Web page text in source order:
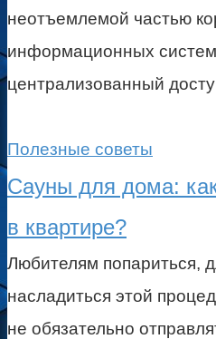
неотъемлемой частью
информационных
централизованный
Полезные советы
Сауны для дома:
в квартире?
Любителям попариться,
насладиться этой
не обязательно